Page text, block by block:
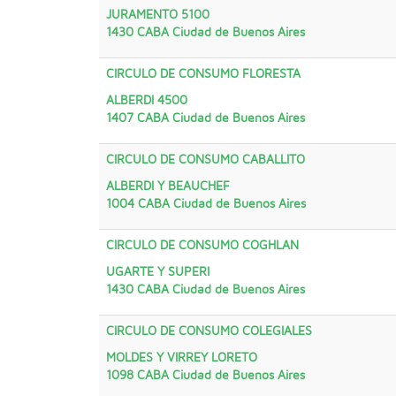
JURAMENTO 5100
1430 CABA Ciudad de Buenos Aires
CIRCULO DE CONSUMO FLORESTA
ALBERDI 4500
1407 CABA Ciudad de Buenos Aires
CIRCULO DE CONSUMO CABALLITO
ALBERDI Y BEAUCHEF
1004 CABA Ciudad de Buenos Aires
CIRCULO DE CONSUMO COGHLAN
UGARTE Y SUPERI
1430 CABA Ciudad de Buenos Aires
CIRCULO DE CONSUMO COLEGIALES
MOLDES Y VIRREY LORETO
1098 CABA Ciudad de Buenos Aires